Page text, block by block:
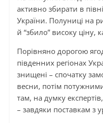
активно збирати в
України. Полуниці на
й “збило” високу ціну,
Порівняно дорогою
південних регіонах
знищені – спочатку
весни, потім
там, на думку
– завдяки поставкам з